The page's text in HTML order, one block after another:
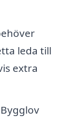
leda till
extra
Bygglov